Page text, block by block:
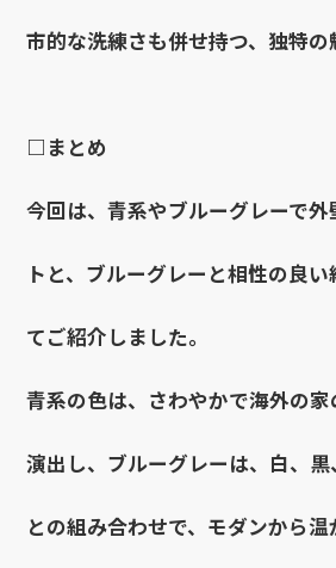
市的な洗練さも併せ持つ、独特の
□まとめ
今回は、青系やブルーグレーで
トと、ブルーグレーと相性の良
てご紹介しました。
青系の色は、さわやかで海外の
演出し、ブルーグレーは、白、
との組み合わせで、モダンから